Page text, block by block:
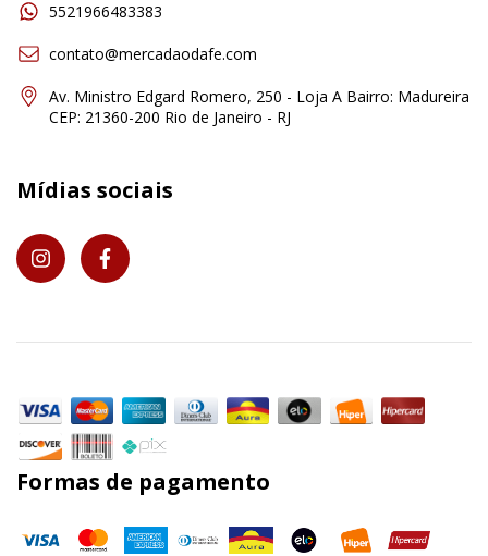
5521966483383
contato@mercadaodafe.com
Av. Ministro Edgard Romero, 250 - Loja A Bairro: Madureira
CEP: 21360-200 Rio de Janeiro - RJ
Mídias sociais
Formas de pagamento